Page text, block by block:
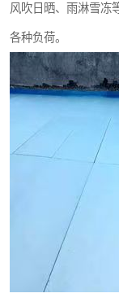
风吹日晒、雨淋雪冻
各种负荷。